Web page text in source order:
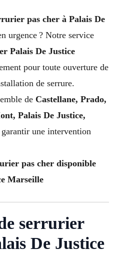
pas cher à Palais De
urgence ? Notre service
Palais De Justice
pour toute ouverture de
de serrure.
de Castellane, Prado,
Palais De Justice,
une intervention
pas cher disponible
Marseille
serrurier
De Justice